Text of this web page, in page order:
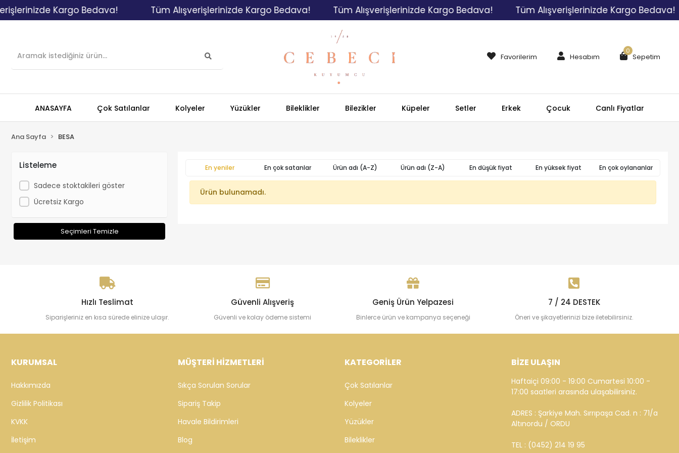
Kargo Bedava! Tüm Alışverişlerinizde Kargo Bedava! Tüm Alışverişlerinizde Kargo Bedava! Tüm Alışverişlerinizde Kargo Bedava!
Favorilerim Hesabım Sepetim
0
ANASAYFA Çok Satılanlar Kolyeler Yüzükler Bileklikler Bilezikler Küpeler Setler Erkek Çocuk Canlı Fiyatlar
Ana Sayfa BESA
Listeleme
Sadece stoktakileri göster
Ücretsiz Kargo
Seçimleri Temizle
En yeniler En çok satanlar Ürün adı (A-Z) Ürün adı (Z-A) En düşük fiyat En yüksek fiyat En çok oylananlar
Ürün bulunamadı.
Hızlı Teslimat
Siparişleriniz en kısa sürede elinize ulaşır.
Güvenli Alışveriş
Güvenli ve kolay ödeme sistemi
Geniş Ürün Yelpazesi
Binlerce ürün ve kampanya seçeneği
7 / 24 DESTEK
Öneri ve şikayetlerinizi bize iletebilirsiniz.
KURUMSAL
Hakkımızda
Gizlilik Politikası
KVKK
İletişim
MÜŞTERİ HİZMETLERİ
Sıkça Sorulan Sorular
Sipariş Takip
Havale Bildirimleri
Blog
KATEGORİLER
Çok Satılanlar
Kolyeler
Yüzükler
Bileklikler
BİZE ULAŞIN
Haftaiçi 09:00 - 19:00 Cumartesi 10:00 -
17:00 saatleri arasında ulaşabilirsiniz.
ADRES : Şarkiye Mah. Sırrıpaşa Cad. n : 71/a
Altınordu / ORDU
TEL : (0452) 214 19 95